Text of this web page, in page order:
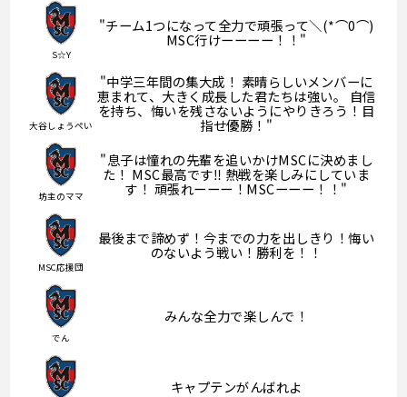
S☆Y
"チーム1つになって全力で頑張って＼(*⌒0⌒)
MSC行けーーーー！！"
大谷しょうぺい
"中学三年間の集大成！ 素晴らしいメンバーに
恵まれて、大きく成長した君たちは強い。 自信
を持ち、悔いを残さないようにやりきろう！目
指せ優勝！"
坊主のママ
"息子は憧れの先輩を追いかけMSCに決めまし
た！ MSC最高です‼︎ 熱戦を楽しみにしていま
す！ 頑張れーーー！MSCーーー！！"
MSC応援団
最後まで諦めず！今までの力を出しきり！悔い
のないよう戦い！勝利を！！
でん
みんな全力で楽しんで！
キャプテンがんばれよ